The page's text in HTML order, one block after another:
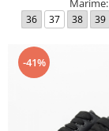
Marime:
36 37 38 39
-41%